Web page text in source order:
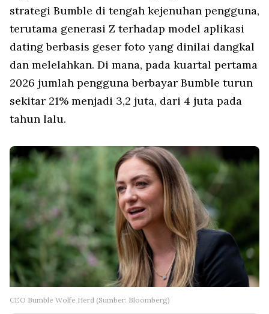
strategi Bumble di tengah kejenuhan pengguna,
terutama generasi Z terhadap model aplikasi
dating berbasis geser foto yang dinilai dangkal
dan melelahkan. Di mana, pada kuartal pertama
2026 jumlah pengguna berbayar Bumble turun
sekitar 21% menjadi 3,2 juta, dari 4 juta pada
tahun lalu.
CEO Bumble Wolfe Herd (Sumber: Bloomberg)